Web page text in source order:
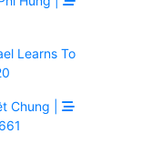
Learns To
Chung |